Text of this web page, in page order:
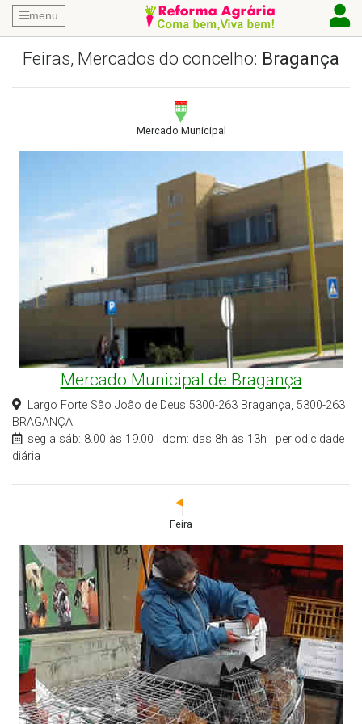
menu
Feiras, Mercados do concelho: Bragança
Mercado Municipal
Mercado Municipal de Bragança
Largo Forte São João de Deus 5300-263 Bragança, 5300-263
BRAGANÇA
seg a sáb: 8.00 às 19.00 | dom: das 8h às 13h | periodicidade
diária
Feira